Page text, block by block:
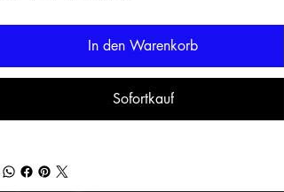
In den Warenkorb
Sofortkauf